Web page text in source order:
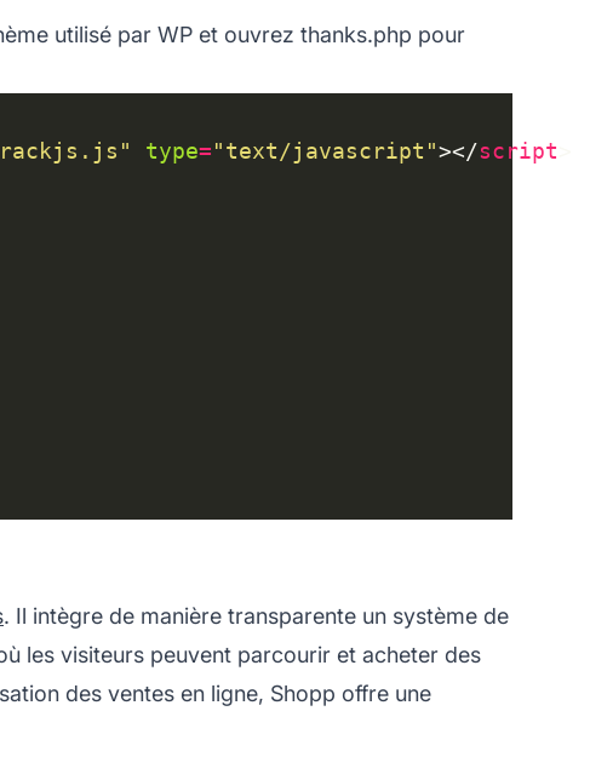
utilisé par WP et ouvrez thanks.php pour
type="text/javascript"></script
. Il intègre de manière transparente un système de
les visiteurs peuvent parcourir et acheter des
des ventes en ligne, Shopp offre une